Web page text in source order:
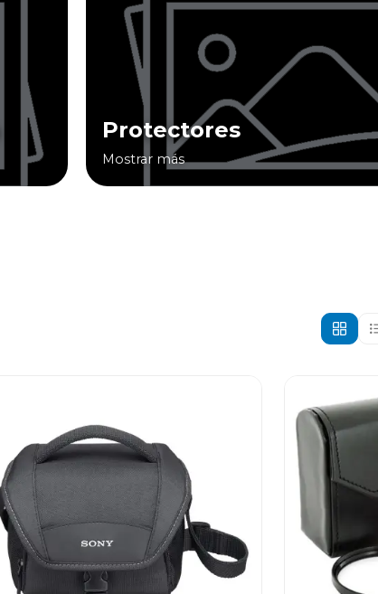
Protectores
Mostrar más